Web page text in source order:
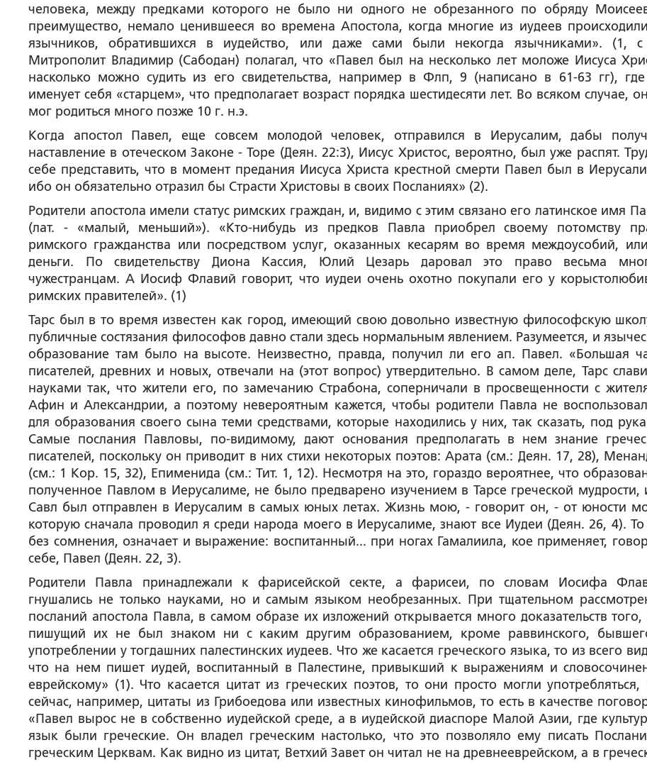
человека, между предками которого не было ни одного не обрезанного по обряду
преимущество, немало ценившееся во времена Апостола, когда многие из иудеев
язычников, обратившихся в иудейство, или даже сами были некогда язычниками». (1,
Митрополит Владимир (Сабодан) полагал, что «Павел был на несколько лет моложе Иисуса
насколько можно судить из его свидетельства, например в Флп, 9 (написано в 61-63 гг),
именует себя «старцем», что предполагает возраст порядка шестидесяти лет. Во всяком случае,
мог родиться много позже 10 г. н.э.
Когда апостол Павел, еще совсем молодой человек, отправился в Иерусалим, дабы
наставление в отеческом Законе - Торе (Деян. 22:3), Иисус Христос, вероятно, был уже распят.
себе представить, что в момент предания Иисуса Христа крестной смерти Павел был в
ибо он обязательно отразил бы Страсти Христовы в своих Посланиях» (2).
Родители апостола имели статус римских граждан, и, видимо с этим связано его латинское имя
(лат. - «малый, меньший»). «Кто-нибудь из предков Павла приобрел своему потомству
римского гражданства или посредством услуг, оказанных кесарям во время междоусобий,
деньги. По свидетельству Диона Кассия, Юлий Цезарь даровал это право весьма
чужестранцам. А Иосиф Флавий говорит, что иудеи очень охотно покупали его у
римских правителей». (1)
Тарс был в то время известен как город, имеющий свою довольно известную философскую
публичные состязания философов давно стали здесь нормальным явлением. Разумеется, и
образование там было на высоте. Неизвестно, правда, получил ли его ап. Павел. «Большая
писателей, древних и новых, отвечали на (этот вопрос) утвердительно. В самом деле, Тарс
науками так, что жители его, по замечанию Страбона, соперничали в просвещенности с
Афин и Александрии, а поэтому невероятным кажется, чтобы родители Павла не
для образования своего сына теми средствами, которые находились у них, так сказать, под
Самые послания Павловы, по-видимому, дают основания предполагать в нем знание
писателей, поскольку он приводит в них стихи некоторых поэтов: Арата (см.: Деян. 17, 28),
(см.: 1 Кор. 15, 32), Епименида (см.: Тит. 1, 12). Несмотря на это, гораздо вероятнее, что
полученное Павлом в Иерусалиме, не было предварено изучением в Тарсе греческой мудрости,
Савл был отправлен в Иерусалим в самых юных летах. Жизнь мою, - говорит он, - от юности
которую сначала проводил я среди народа моего в Иерусалиме, знают все Иудеи (Деян. 26, 4).
без сомнения, означает и выражение: воспитанный... при ногах Гамалиила, кое применяет,
себе, Павел (Деян. 22, 3).
Родители Павла принадлежали к фарисейской секте, а фарисеи, по словам Иосифа
гнушались не только науками, но и самым языком необрезанных. При тщательном
посланий апостола Павла, в самом образе их изложений открывается много доказательств того,
пишущий их не был знаком ни с каким другим образованием, кроме раввинского,
употреблении у тогдашних палестинских иудеев. Что же касается греческого языка, то из всего
что на нем пишет иудей, воспитанный в Палестине, привыкший к выражениям и
еврейскому» (1). Что касается цитат из греческих поэтов, то они просто могли употребляться,
сейчас, например, цитаты из Грибоедова или известных кинофильмов, то есть в качестве
«Павел вырос не в собственно иудейской среде, а в иудейской диаспоре Малой Азии, где
язык были греческие. Он владел греческим настолько, что это позволяло ему писать
греческим Церквам. Как видно из цитат, Ветхий Завет он читал не на древнееврейском, а в